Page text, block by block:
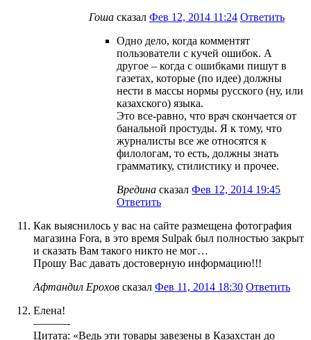
Гоша сказал Фев 12, 2014 11:24 Ответить
Одно дело, когда комментят
пользователи с кучей ошибок. А
другое – когда с ошибками пишут в
газетах, которые (по идее) должны
нести в массы нормы русского (ну, или
казахского) языка.
Это все-равно, что врач скончается от
банальной простуды. Я к тому, что
журналисты все же относятся к
филологам, то есть, должны знать
грамматику, стилистику и прочее.
Вредина сказал Фев 12, 2014 19:45
Ответить
Как выяснилось у вас на сайте размещена фотография
магазина Fora, в это время Sulpak был полностью закрыт
и сказать Вам такого никто не мог…
Прошу Вас давать достоверную информацию!!!
Афтандил Ерохов сказал Фев 11, 2014 18:30 Ответить
Елена!
———-
Цитата: «Ведь эти товары завезены в Казахстан до